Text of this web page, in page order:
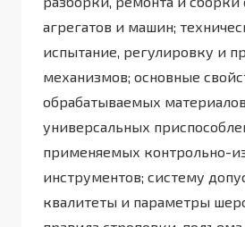
агрегатов и машин;
испытание, регулировку и
механизмов; основные
обрабатываемых
универсальных
применяемых контрольно-
инструментов; систему
квалитеты и параметры